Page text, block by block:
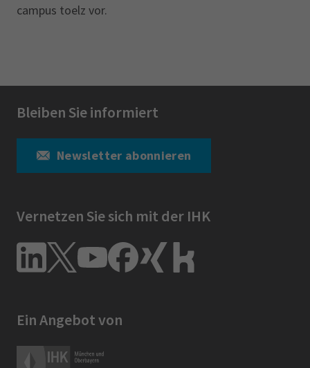
campus toelz vor.
Bleiben Sie informiert
Newsletter abonnieren
Vernetzen Sie sich mit der IHK
Ein Angebot von